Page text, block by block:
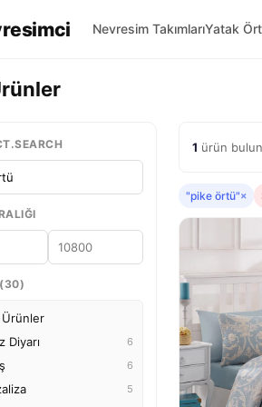
Nevresim TakımlarıYatak
Ürünler
Diyarı
6
6
5
1 ürün
"pike örtü"×